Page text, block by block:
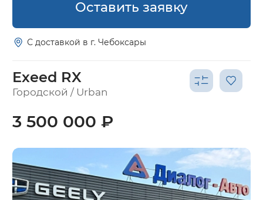
Оставить заявку
С доставкой в г. Чебоксары
Exeed RX
Городской / Urban
3 500 000 ₽